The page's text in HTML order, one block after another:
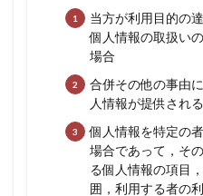
当方が利用目的の
個人情報の取扱い
場合
合併その他の事由
人情報が提供され
個人情報を特定の
場合であって，そ
る個人情報の項目
囲，利用する者の